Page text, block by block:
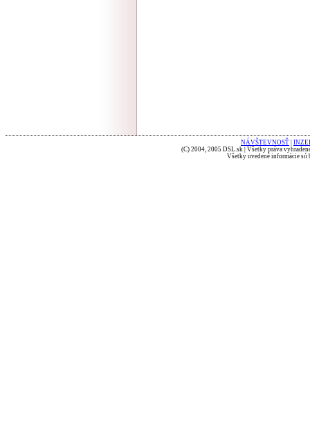
NÁVŠTEVNOSŤ
(C) 2004, 2005 DSL.sk | Všetky práva
Všetky uvedené informácie sú